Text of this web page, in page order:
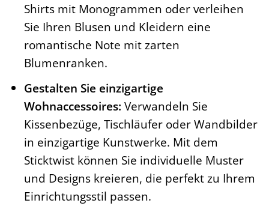
Shirts mit Monogrammen oder verleihen
Sie Ihren Blusen und Kleidern eine
romantische Note mit zarten
Blumenranken.
Gestalten Sie einzigartige
Wohnaccessoires: Verwandeln Sie
Kissenbezüge, Tischläufer oder Wandbilder
in einzigartige Kunstwerke. Mit dem
Sticktwist können Sie individuelle Muster
und Designs kreieren, die perfekt zu Ihrem
Einrichtungsstil passen.